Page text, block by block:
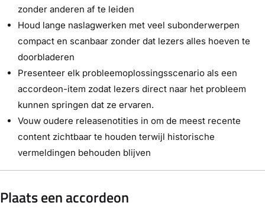
zonder anderen af te leiden
Houd lange naslagwerken met veel subonderwerpen
compact en scanbaar zonder dat lezers alles hoeven te
doorbladeren
Presenteer elk probleemoplossingsscenario als een
accordeon-item zodat lezers direct naar het probleem
kunnen springen dat ze ervaren.
Vouw oudere releasenotities in om de meest recente
content zichtbaar te houden terwijl historische
vermeldingen behouden blijven
Plaats een accordeon